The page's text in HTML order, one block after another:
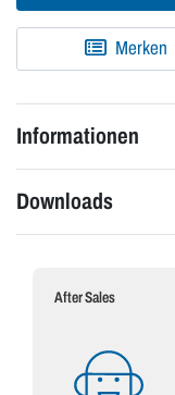
Merken
Informationen
Downloads
After Sales